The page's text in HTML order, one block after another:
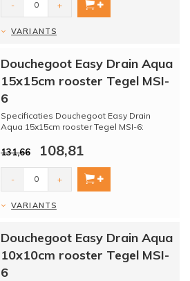
- +
VARIANTS
Douchegoot Easy Drain Aqua
15x15cm rooster Tegel MSI-
6
Specificaties Douchegoot Easy Drain
Aqua 15x15cm rooster Tegel MSI-6:
* Merk: Easy drain
...
131,66 108,81
- +
VARIANTS
Douchegoot Easy Drain Aqua
10x10cm rooster Tegel MSI-
6